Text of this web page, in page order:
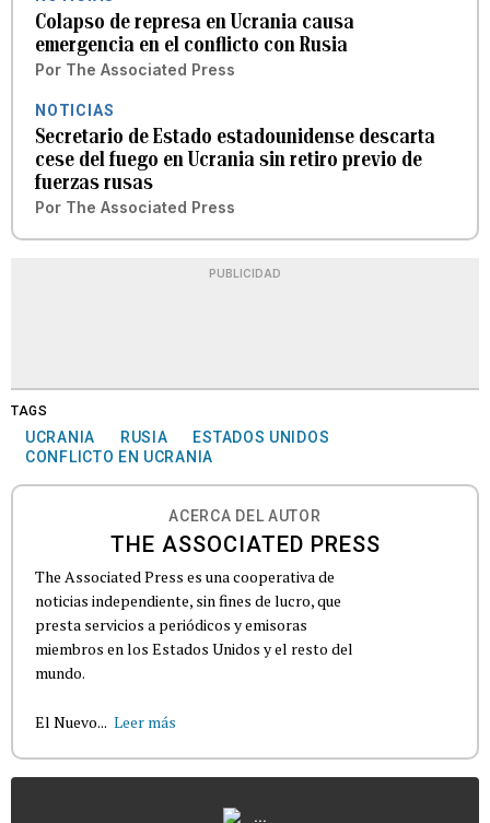
Colapso de represa en Ucrania causa
emergencia en el conflicto con Rusia
Por The Associated Press
NOTICIAS
Secretario de Estado estadounidense descarta
cese del fuego en Ucrania sin retiro previo de
fuerzas rusas
Por The Associated Press
PUBLICIDAD
TAGS
UCRANIA RUSIA
ESTADOS UNIDOS
CONFLICTO EN UCRANIA
ACERCA DEL AUTOR
THE ASSOCIATED PRESS
The Associated Press es una cooperativa de
noticias independiente, sin fines de lucro, que
presta servicios a periódicos y emisoras
miembros en los Estados Unidos y el resto del
mundo.
El Nuevo... Leer más
...